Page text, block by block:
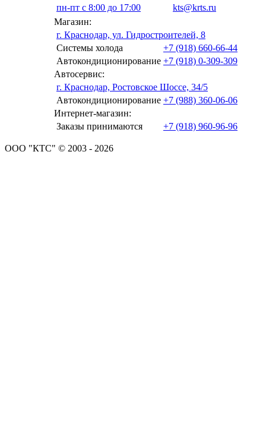
пн-пт с 8:00 до 17:00
kts@krts.ru
Магазин:
г. Краснодар, ул. Гидростроителей, 8
Системы холода
+7 (918) 660-66-44
Автокондиционирование +7 (918) 0-309-309
Автосервис:
г. Краснодар, Ростовское Шоссе, 34/5
Автокондиционирование +7 (988) 360-06-06
Интернет-магазин:
Заказы принимаются
+7 (918) 960-96-96
ООО "КТС" © 2003 - 2026